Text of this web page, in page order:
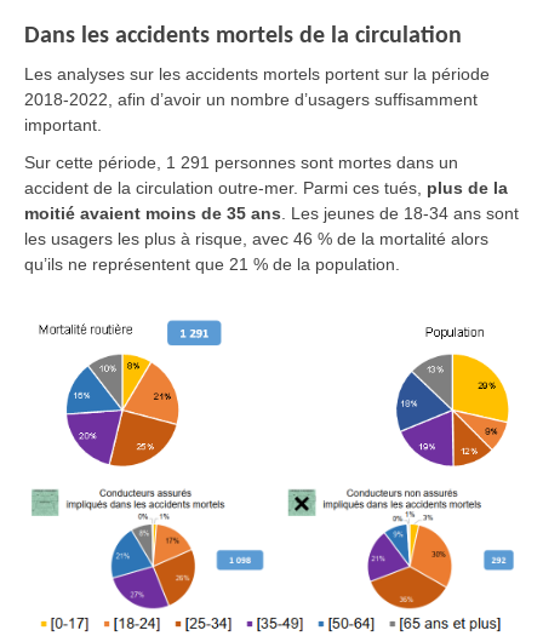
Dans les accidents mortels de la circulation
Les analyses sur les accidents mortels portent sur la période
2018-2022, afin d’avoir un nombre d’usagers suffisamment
important.
Sur cette période, 1 291 personnes sont mortes dans un
accident de la circulation outre-mer. Parmi ces tués, plus de la
moitié avaient moins de 35 ans . Les jeunes de 18-34 ans sont
les usagers les plus à risque, avec 46 % de la mortalité alors
qu’ils ne représentent que 21 % de la population.